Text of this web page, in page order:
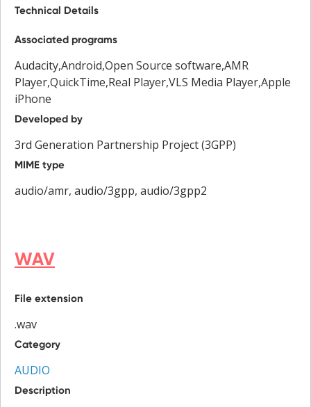
Technical Details
Associated programs
Audacity,Android,Open Source software,AMR
Player,QuickTime,Real Player,VLS Media Player,Apple
iPhone
Developed by
3rd Generation Partnership Project (3GPP)
MIME type
audio/amr, audio/3gpp, audio/3gpp2
WAV
File extension
.wav
Category
AUDIO
Description